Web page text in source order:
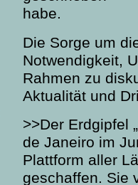
habe.
Die Sorge um
Notwendigkeit,
Rahmen zu
Aktualität und
>>Der Erdgipfel
de Janeiro im
Plattform aller
geschaffen. Sie